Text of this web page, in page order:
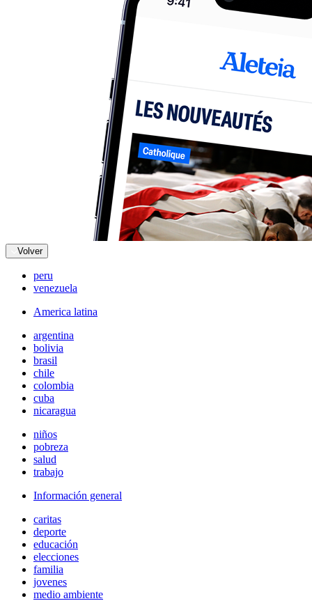
Volver
peru
venezuela
America latina
argentina
bolivia
brasil
chile
colombia
cuba
nicaragua
niños
pobreza
salud
trabajo
Información general
caritas
deporte
educación
elecciones
familia
jovenes
medio ambiente